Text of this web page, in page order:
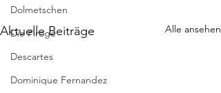
Dolmetschen
Die Piroge
Descartes
Dominique Fernandez
Aktuelle Beiträge Alle ansehen